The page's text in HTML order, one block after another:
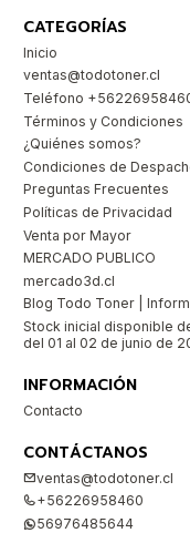
CATEGORÍAS
Inicio
ventas@todotoner.cl
Teléfono
Términos y Condiciones
¿Quiénes somos?
Condiciones de
Preguntas Frecuentes
Políticas de Privacidad
Venta por Mayor
MERCADO PUBLICO
mercado3d.cl
Blog Todo Toner |
Stock inicial disponible
del 01 al 02 de junio de
INFORMACIÓN
Contacto
CONTÁCTANOS
ventas@todotoner.cl
+56226958460
56976485644